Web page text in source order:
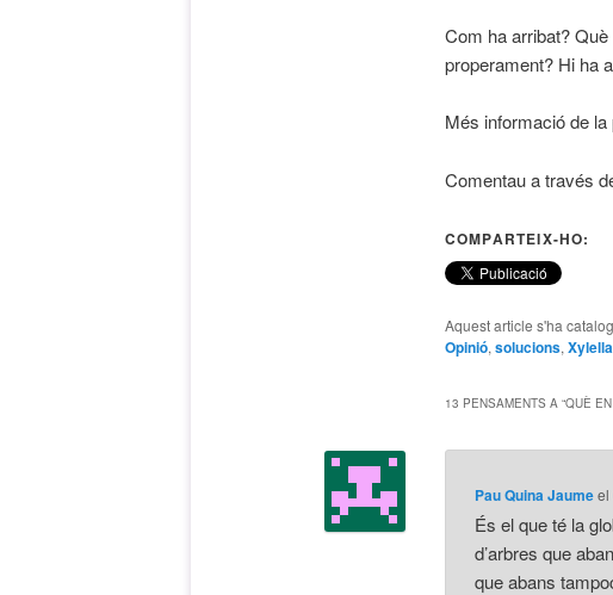
Com ha arribat?
properament? Hi ha
Més informació de la
Comentau a través
COMPARTEIX-HO:
Aquest article s'ha
Opinió, solucions, Xylella
13 PENSAMENTS A “QUÈ
Pau Quina Jaumeel
És el que té la
d’arbres que
que abans